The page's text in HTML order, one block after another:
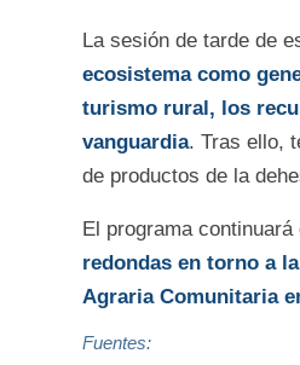
La sesión de tarde de
ecosistema como
turismo rural, los
vanguardia. Tras ello,
de productos de la
El programa
redondas en torno a
Agraria Comunitaria
Fuentes: